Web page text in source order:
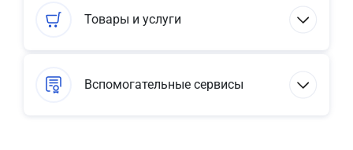
Товары и услуги
Вспомогательные сервисы